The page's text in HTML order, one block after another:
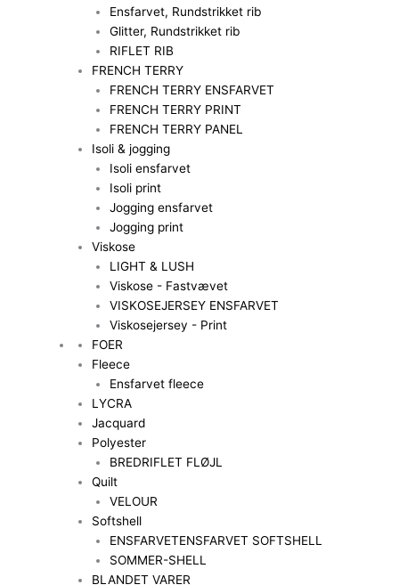
Ensfarvet, Rundstrikket rib
Glitter, Rundstrikket rib
RIFLET RIB
FRENCH TERRY
FRENCH TERRY ENSFARVET
FRENCH TERRY PRINT
FRENCH TERRY PANEL
Isoli & jogging
Isoli ensfarvet
Isoli print
Jogging ensfarvet
Jogging print
Viskose
LIGHT & LUSH
Viskose - Fastvævet
VISKOSEJERSEY ENSFARVET
Viskosejersey - Print
FOER
Fleece
Ensfarvet fleece
LYCRA
Jacquard
Polyester
BREDRIFLET FLØJL
Quilt
VELOUR
Softshell
ENSFARVETENSFARVET SOFTSHELL
SOMMER-SHELL
BLANDET VARER